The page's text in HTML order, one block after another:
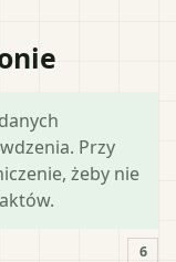
Przy
żeby nie
6